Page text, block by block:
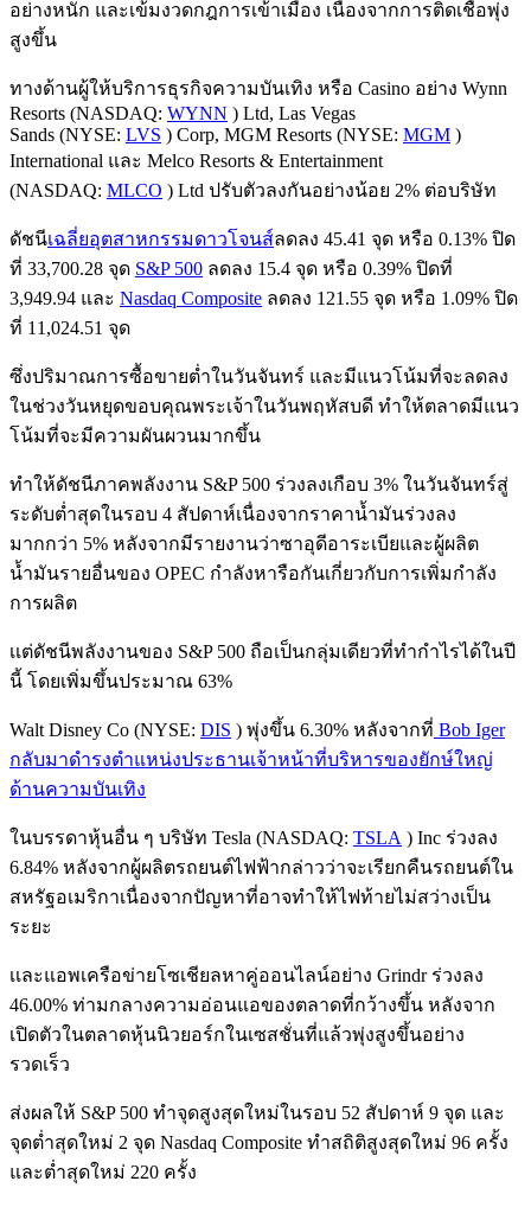
อย่างหนัก และเข้มงวดกฎการเข้าเมือง เนื่องจากการติดเชื้อพุ่ง
สูงขึ้น
ทางด้านผู้ให้บริการธุรกิจความบันเทิง หรือ Casino อย่าง Wynn
Resorts (NASDAQ: WYNN ) Ltd, Las Vegas
Sands (NYSE: LVS ) Corp, MGM Resorts (NYSE: MGM )
International และ Melco Resorts & Entertainment
(NASDAQ: MLCO ) Ltd ปรับตัวลงกันอย่างน้อย 2% ต่อบริษัท
ดัชนีเฉลี่ยอุตสาหกรรมดาวโจนส์ลดลง 45.41 จุด หรือ 0.13% ปิด
ที่ 33,700.28 จุด S&P 500 ลดลง 15.4 จุด หรือ 0.39% ปิดที่
3,949.94 และ Nasdaq Composite ลดลง 121.55 จุด หรือ 1.09% ปิด
ที่ 11,024.51 จุด
ซึ่งปริมาณการซื้อขายต่ำในวันจันทร์ และมีแนวโน้มที่จะลดลง
ในช่วงวันหยุดขอบคุณพระเจ้าในวันพฤหัสบดี ทำให้ตลาดมีแนว
โน้มที่จะมีความผันผวนมากขึ้น
ทำให้ดัชนีภาคพลังงาน S&P 500 ร่วงลงเกือบ 3% ในวันจันทร์สู่
ระดับต่ำสุดในรอบ 4 สัปดาห์เนื่องจากราคาน้ำมันร่วงลง
มากกว่า 5% หลังจากมีรายงานว่าซาอุดีอาระเบียและผู้ผลิต
น้ำมันรายอื่นของ OPEC กำลังหารือกันเกี่ยวกับการเพิ่มกำลัง
การผลิต
เเต่ดัชนีพลังงานของ S&P 500 ถือเป็นกลุ่มเดียวที่ทำกำไรได้ในปี
นี้ โดยเพิ่มขึ้นประมาณ 63%
Walt Disney Co (NYSE: DIS ) พุ่งขึ้น 6.30% หลังจากที่ Bob Iger
กลับมาดำรงตำแหน่งประธานเจ้าหน้าที่บริหารของยักษ์ใหญ่
ด้านความบันเทิง
ในบรรดาหุ้นอื่น ๆ บริษัท Tesla (NASDAQ: TSLA ) Inc ร่วงลง
6.84% หลังจากผู้ผลิตรถยนต์ไฟฟ้ากล่าวว่าจะเรียกคืนรถยนต์ใน
สหรัฐอเมริกาเนื่องจากปัญหาที่อาจทำให้ไฟท้ายไม่สว่างเป็น
ระยะ
เเละแอพเครือข่ายโซเชียลหาคู่ออนไลน์อย่าง Grindr ร่วงลง
46.00% ท่ามกลางความอ่อนแอของตลาดที่กว้างขึ้น หลังจาก
เปิดตัวในตลาดหุ้นนิวยอร์กในเซสชั่นที่แล้วพุ่งสูงขึ้นอย่าง
รวดเร็ว
ส่งผลให้ S&P 500 ทำจุดสูงสุดใหม่ในรอบ 52 สัปดาห์ 9 จุด และ
จุดต่ำสุดใหม่ 2 จุด Nasdaq Composite ทำสถิติสูงสุดใหม่ 96 ครั้ง
และต่ำสุดใหม่ 220 ครั้ง